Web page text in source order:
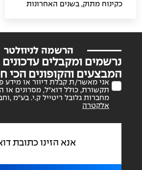
כקינוח מתוק, בשנים האחרונות
מאפינס הוא גבינה וזיתים, שילוב
קלאסי שעובד בפיצות, בורקסים
ומאכלים נוספים, ועובד נהדר גם
במאפינס.
הרשמה לניוזלטר
נרשמים ומקבלים עדכונים
המבצעים והקופונים הכי
אני מאשר/ת קבלת דיוור או מידע
תקשורת, כולל דוא"ל, מסרונים או
מחברות גלובל ריטייל ק.י. בע"מ
אלקטרה